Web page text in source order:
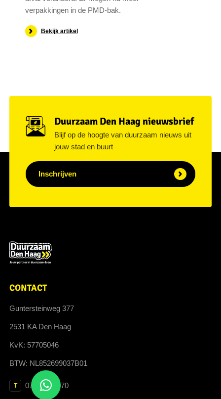
verpakkingen in de PMD-bak.
Bekijk artikel
Duurzaam Den Haag nieuwsbrief
Blijf op de hoogte van duurzaam nieuws uit
jouw stad en buurt
Inschrijven
CONTACT
Guntersteinweg 377
2531 KA Den Haag
KvK: 57705046
BTW: NL852699037B01
T 070 364 3070